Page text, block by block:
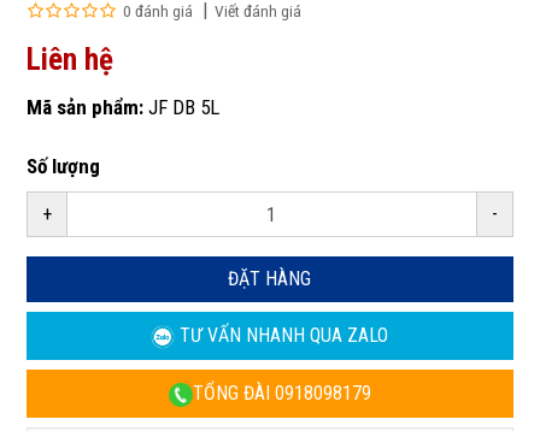
0 đánh giá Viết đánh giá
Liên hệ
Mã sản phẩm:JF DB 5L
Số lượng
+ -
ĐẶT HÀNG
TƯ VẤN NHANHQUA ZALO
TỔNG ĐÀI 0918098179